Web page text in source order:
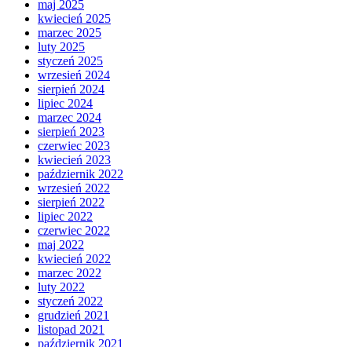
maj 2025
kwiecień 2025
marzec 2025
luty 2025
styczeń 2025
wrzesień 2024
sierpień 2024
lipiec 2024
marzec 2024
sierpień 2023
czerwiec 2023
kwiecień 2023
październik 2022
wrzesień 2022
sierpień 2022
lipiec 2022
czerwiec 2022
maj 2022
kwiecień 2022
marzec 2022
luty 2022
styczeń 2022
grudzień 2021
listopad 2021
październik 2021